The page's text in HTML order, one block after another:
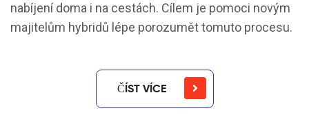
nabíjení doma i na cestách. Cílem je pomoci novým
majitelům hybridů lépe porozumět tomuto procesu.
ČÍST VÍCE